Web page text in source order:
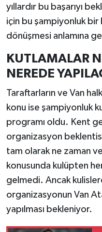
yıllardır bu başarıyı
için bu şampiyonluk
dönüşmesi anlamına
KUTLAMALAR
NEREDE
Taraftarların ve Van
konu ise şampiyonluk
programı oldu. Kent
organizasyon
tam olarak ne zaman
konusunda kulüpten
gelmedi. Ancak
organizasyonun Van
yapılması bekleniyor.